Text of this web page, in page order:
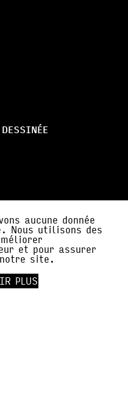
aucune donnée
Nous utilisons des
et pour assurer
site.
PLUS